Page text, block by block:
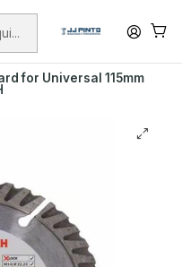
+75€ (excepto ilhas)
DISCOS DE DIAMANTE
for Universal 115mm